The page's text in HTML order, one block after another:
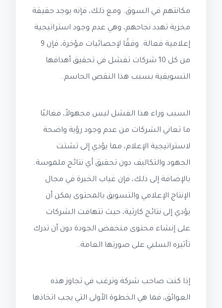
مكانتهم في السوق. ومع ذلك، فإنه يوجد حقيقة
مخزية تهدد نجاحهم، وهي عدم وجود استراتيجية
إعلامية فعالة. وفقًا لإحصائيات مؤخرة، فإن 9
من كل 10 شركات تفشل في تحقيق أهدافها
التسويقية بسبب هذا النقص الحاسم.
السبب وراء هذا الفشل ليس مجهولاً، فغالبًا
ما تعاني الشركات من عدم وجود رؤية واضحة
لاستراتيجية الإعلام، مما يؤدي إلى تشتت
الجهود والتكاليف دون تحقيق أي نتائج ملموسة.
بالإضافة إلى ذلك، فإن غياب الخبرة في مجال
الإنتاج الإعلامي والتسويق بالمحتوى يمكن أن
يؤدي إلى نتائج كارثية، حيث تتهافت الشركات
على إنشاء محتوى منخفض الجودة دون أن تدرك
تأثيره السلبي على صورتها العامة.
إذا كنت صاحب شركة وترغب في تجاوز هذه
العوائق، فما هي الخطوة الأولى التي يجب اتخاذها